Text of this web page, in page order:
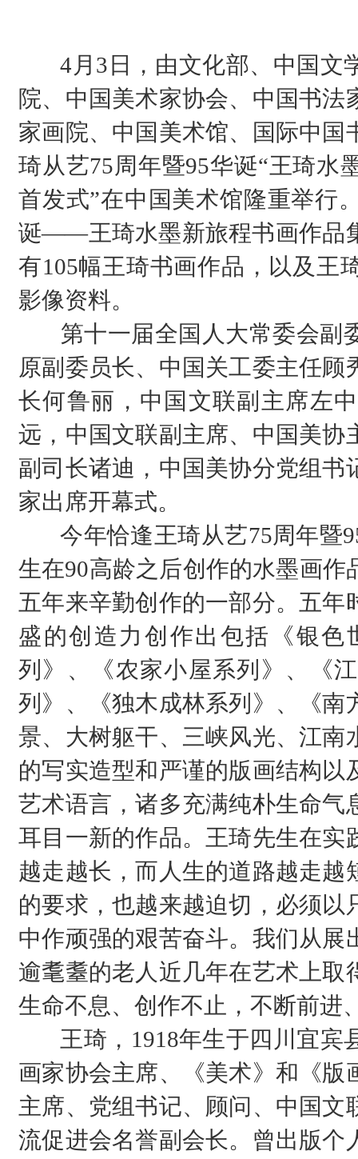
4月3日，由文化部、中国文
院、中国美术家协会、中国书
家画院、中国美术馆、国际中
琦从艺75周年暨95华诞“王琦水
首发式”在中国美术馆隆重举行
诞——王琦水墨新旅程书画作品
有105幅王琦书画作品，以及王
影像资料。
第十一届全国人大常委会副
原副委员长、中国关工委主任
长何鲁丽，中国文联副主席左
远，中国文联副主席、中国美协
副司长诸迪，中国美协分党组
家出席开幕式。
今年恰逢王琦从艺75周年暨
生在90高龄之后创作的水墨画
五年来辛勤创作的一部分。五
盛的创造力创作出包括《银
列》、《农家小屋系列》、《
列》、《独木成林系列》、《南
景、大树躯干、三峡风光、江南
的写实造型和严谨的版画结构
艺术语言，诸多充满纯朴生命气
耳目一新的作品。王琦先生在实
越走越长，而人生的道路越走
的要求，也越来越迫切，必须
中作顽强的艰苦奋斗。我们从
逾耄耋的老人近几年在艺术上
生命不息、创作不止，不断前进
王琦，1918年生于四川宜宾
画家协会主席、《美术》和《
主席、党组书记、顾问、中国
流促进会名誉副会长。曾出版个